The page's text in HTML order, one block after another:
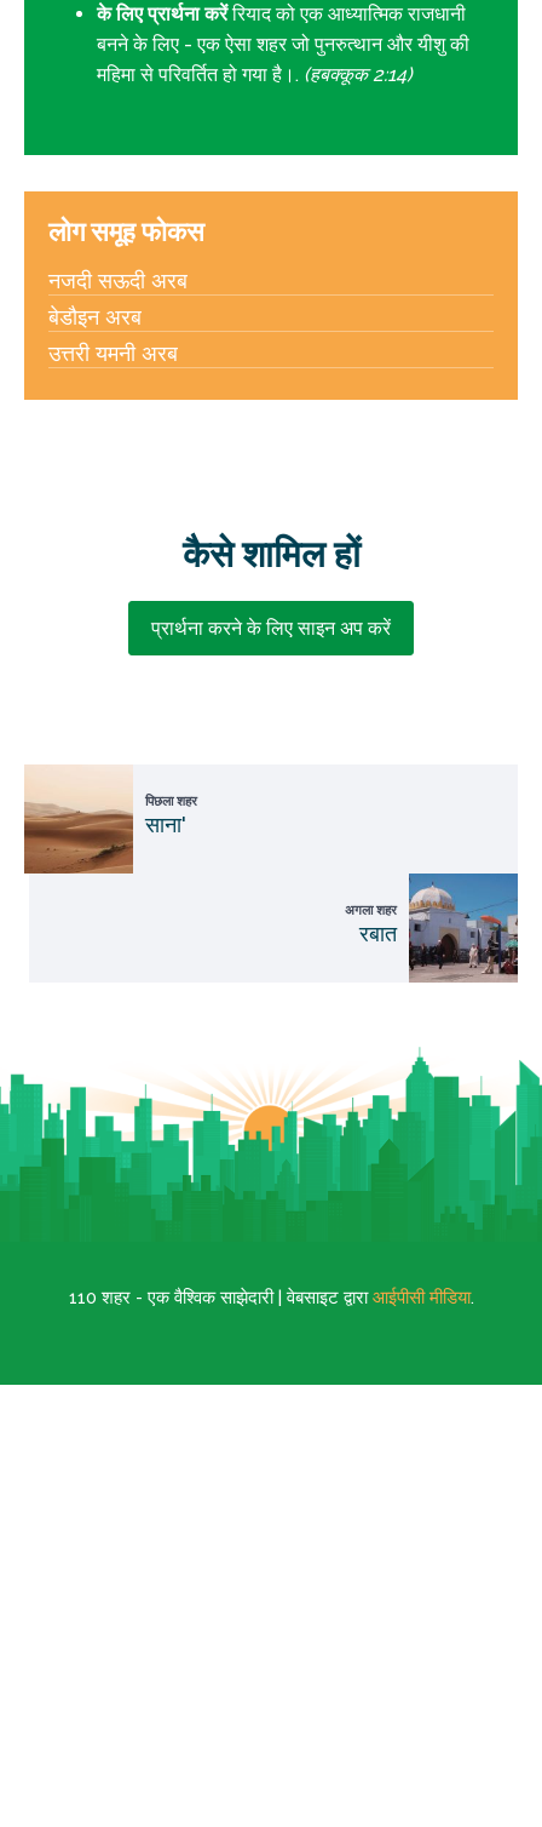
के लिए प्रार्थना करेंरियाद को एक आध्यात्मिक राजधानी
बनने के लिए - एक ऐसा शहर जो पुनरुत्थान और यीशु की
महिमा से परिवर्तित हो गया है।. (हबक्कूक 2:14)
लोग समूह फोकस
नजदी सऊदी अरब
बेडौइन अरब
उत्तरी यमनी अरब
कैसे शामिल हों
प्रार्थना करने के लिए साइन अप करें
पिछला शहर
साना'
अगला शहर
रबात
110 शहर - एक वैश्विक साझेदारी | वेबसाइट द्वाराआईपीसी मीडिया.